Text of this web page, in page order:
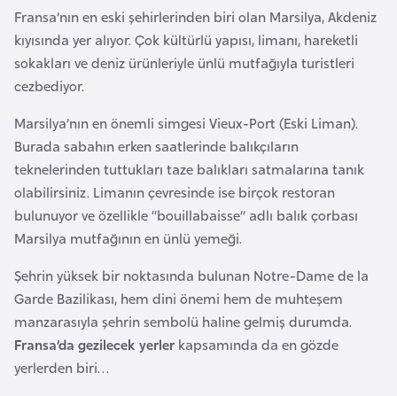
Fransa’nın en eski şehirlerinden biri olan Marsilya, Akdeniz
kıyısında yer alıyor. Çok kültürlü yapısı, limanı, hareketli
sokakları ve deniz ürünleriyle ünlü mutfağıyla turistleri
cezbediyor.
Marsilya’nın en önemli simgesi Vieux-Port (Eski Liman).
Burada sabahın erken saatlerinde balıkçıların
teknelerinden tuttukları taze balıkları satmalarına tanık
olabilirsiniz. Limanın çevresinde ise birçok restoran
bulunuyor ve özellikle “bouillabaisse” adlı balık çorbası
Marsilya mutfağının en ünlü yemeği.
Şehrin yüksek bir noktasında bulunan Notre-Dame de la
Garde Bazilikası, hem dini önemi hem de muhteşem
manzarasıyla şehrin sembolü haline gelmiş durumda.
Fransa’da gezilecek yerler kapsamında da en gözde
yerlerden biri…
l
g
a
r
s
t
a
n
B
u
r
k
i
n